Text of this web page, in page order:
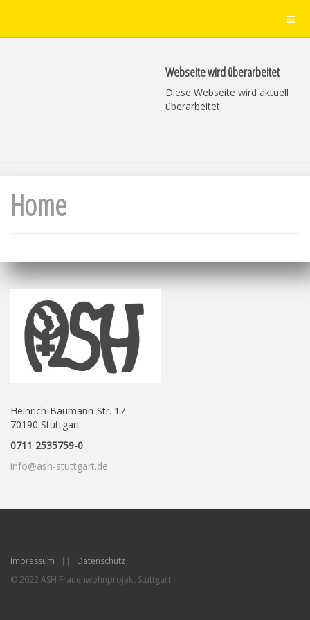
Webseite wird überarbeitet
Diese Webseite wird aktuell
überarbeitet.
Home
Heinrich-Baumann-Str. 17
70190 Stuttgart
0711 2535759-0
info@ash-stuttgart.de
Impressum || Datenschutz
© 2022 ASH Frauenwohnprojekt Stuttgart